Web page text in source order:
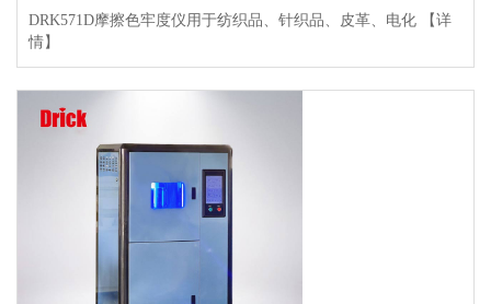
DRK571D摩擦色牢度仪用于纺织品、针织品、皮革、电化
【详
情】